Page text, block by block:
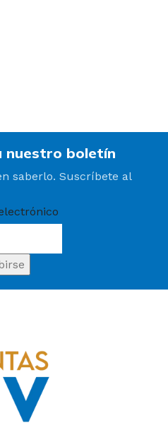
nuestro boletín
saberlo. Suscríbete al